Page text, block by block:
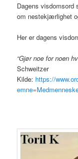
Dagens
om nestekjærlighet
Her er dagens
“Gjør noe for noen
Schweitzer
Kilde: https://